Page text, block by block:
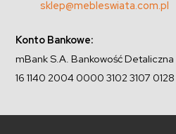
sklep@mebleswiata.com.pl
Konto Bankowe:
mBank S.A. Bankowość Detaliczna
16 1140 2004 0000 3102 3107 0128